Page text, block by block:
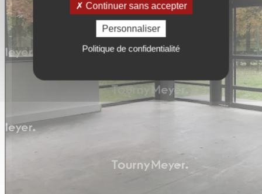
Continuer sans accepter
Personnaliser
Politique de confidentialité